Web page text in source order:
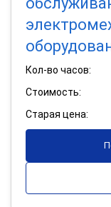
Кол-во часов:
Стоимость:
Старая цена: